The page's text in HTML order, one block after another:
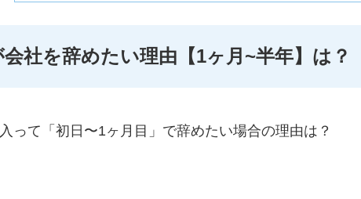
社を辞めたい理由【1ヶ月~半年】は？
って「初日〜1ヶ月目」で辞めたい場合の理由は？